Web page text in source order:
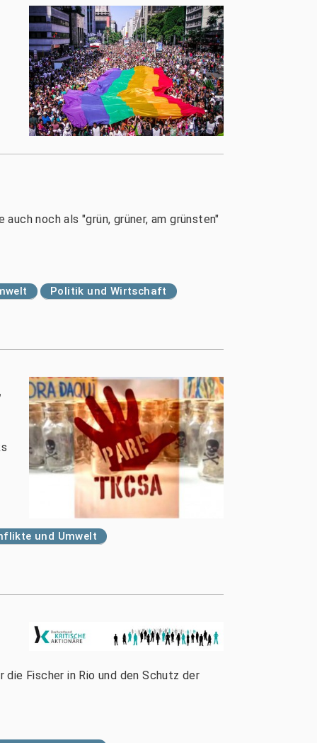
noch als "grün, grüner, am grünsten"
Politik und Wirtschaft
und Umwelt
Fischer in Rio und den Schutz der